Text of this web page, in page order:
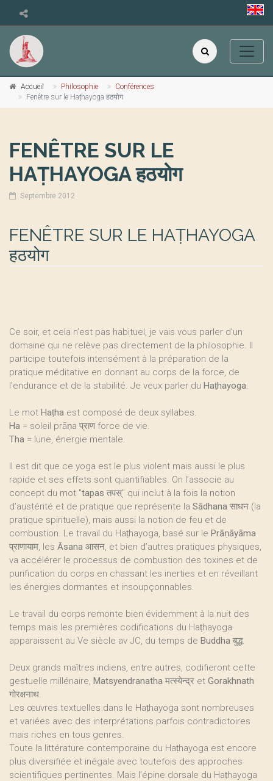
Accueil Philosophie
Conférences
Fenêtre sur le Haṭhayoga हठयोग
FENÊTRE SUR LE
HAṬHAYOGA हठयोग
Septembre 2012
FENÊTRE SUR LE HAṬHAYOGA
हठयोग
Ce soir, et cela n’est pas habituel, je vais vous parler d’un
domaine qui ne relève pas directement de la philosophie. Il
participe toutefois intensément à la préparation de la
pratique méditative en donnant au corps de la force, de
l’endurance et de la stabilité. Je veux parler du Haṭhayoga.
Le mot Haṭha est composé de deux syllabes.
Ha = soleil prāṇa प्राण force de vie.
Tha = lune, énergie mentale.
Il est dit que ce yoga est le plus violent mais aussi le plus
rapide et ses effets sont quantifiables. On l’associe au
concept du mot "tapas तपस्" qui inclut à la fois la notion
d’austérité et de pratique que représente la Sādhana साधन (la
pratique spirituelle), mais aussi la notion de feu et de
combustion. Le travail du Haṭhayoga, basé sur le Prāṇāyāma
प्राणायाम, les Āsana आसन, et bien d’autres pratiques physiques,
va accélérer le processus de combustion des toxines et de
purification du corps en chassant les inerties et en réveillant
les énergies dormantes et insoupçonnables.
Le travail du corps remonte bien évidemment à la nuit des
temps mais les premières codifications du Haṭhayoga
apparaissent au Ve siècle av JC, du temps de Buddha बुद्ध.
Deux grands maîtres indiens, entre autres, codifieront cette
gestuelle millénaire, Matsyendranatha मत्स्येन्द्र et Gorakhnath
गोरक्षनाथ.
Les œuvres textuelles dans le Haṭhayoga sont nombreuses
et variées avec des interprétations parfois contradictoires
mais riches en tous genres.
Toute la littérature contemporaine du Haṭhayoga est encore
plus diversifiée et inégale avec toutefois des approches
scientifiques pertinentes. Mais l’épine dorsale du Haṭhayoga